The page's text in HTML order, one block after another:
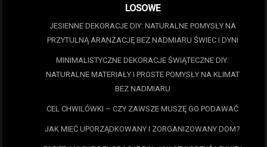
LOSOWE
JESIENNE DEKORACJE DIY: NATURALNE POMYSŁY NA
PRZYTULNĄ ARANŻACJĘ BEZ NADMIARU ŚWIEC I DYNI
MINIMALISTYCZNE DEKORACJE ŚWIĄTECZNE DIY:
NATURALNE MATERIAŁY I PROSTE POMYSŁY NA KLIMAT
BEZ NADMIARU
CEL CHWILÓWKI – CZY ZAWSZE MUSZĘ GO PODAWAĆ
JAK MIEĆ UPORZĄDKOWANY I ZORGANIZOWANY DOM?